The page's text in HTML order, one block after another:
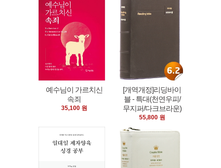
예수님이 가르치신
속죄
35,100 원
[개역개정]리딩바이
블 - 특대(천연우피/
무지퍼/다크브라운)
55,800 원